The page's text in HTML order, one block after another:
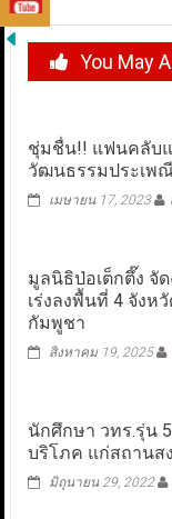
You May
ชุ่มชื่น!! แฟนคลับ
วัฒนธรรมประเพ
เมษายน 17, 2023
มูลนิธิป่อเต็กตึ๊ง จั
เร่งลงพื้นที่ 4 จังห
กัมพูชา
สิงหาคม 19, 2025
นักศึกษา วทร.รุ่น
บริโภค แก่สถานส
มิถุนายน 29, 2022